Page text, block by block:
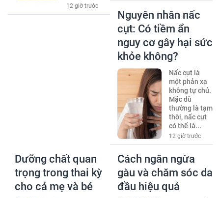
12 giờ trước
Nguyên nhân nấc
cụt: Có tiềm ẩn
nguy cơ gây hại sức
khỏe không?
Nấc cụt là
một phản xạ
không tự chủ.
Mặc dù
thường là tạm
thời, nấc cụt
có thể là...
12 giờ trước
Dưỡng chất quan
trọng trong thai kỳ
cho cả mẹ và bé
Cách ngăn ngừa
gàu và chăm sóc da
đầu hiệu quả